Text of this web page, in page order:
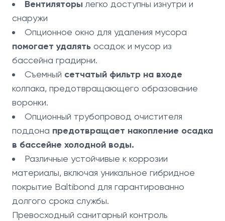
Вентиляторы легко доступны изнутри и
снаружи
Опционное окно для удаления мусора
помогает удалять осадок и мусор из
бассейна градирни.
Съемный сетчатый фильтр на входе
колпака, предотвращающего образование
воронки.
Опционный трубопровод очистителя
поддона предотвращает накопление осадка
в бассейне холодной воды.
Различные устойчивые к коррозии
материалы, включая уникальное гибридное
покрытие Baltibond для гарантированно
долгого срока службы.
Превосходный санитарный контроль